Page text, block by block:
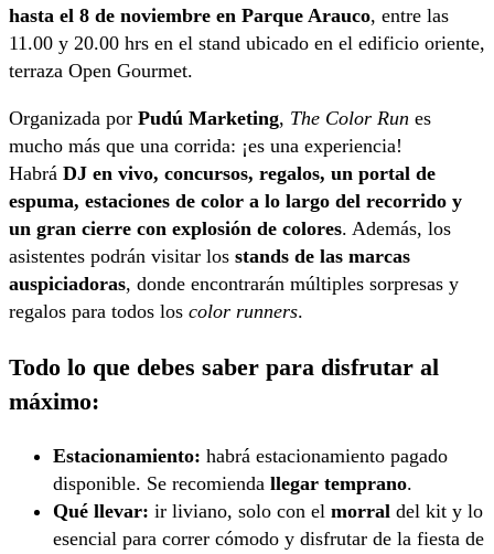
hasta el 8 de noviembre en Parque Arauco, entre las
11.00 y 20.00 hrs en el stand ubicado en el edificio oriente,
terraza Open Gourmet.
Organizada por Pudú Marketing, The Color Run es
mucho más que una corrida: ¡es una experiencia!
Habrá DJ en vivo, concursos, regalos, un portal de
espuma, estaciones de color a lo largo del recorrido y
un gran cierre con explosión de colores. Además, los
asistentes podrán visitar los stands de las marcas
auspiciadoras, donde encontrarán múltiples sorpresas y
regalos para todos los color runners.
Todo lo que debes saber para disfrutar al
máximo:
Estacionamiento: habrá estacionamiento pagado
disponible. Se recomienda llegar temprano.
Qué llevar: ir liviano, solo con el morral del kit y lo
esencial para correr cómodo y disfrutar de la fiesta de